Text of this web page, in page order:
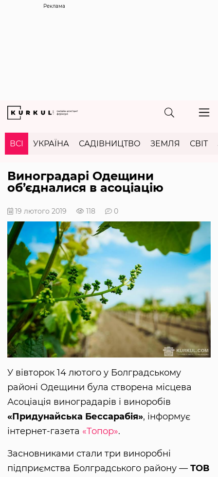
Реклама
ВСІ УКРАЇНА САДІВНИЦТВО ЗЕМЛЯ СВІТ
Виноградарі Одещини
об’єдналися в асоціацію
19 лютого 2019 118 0
У вівторок 14 лютого у Болградському
районі Одещини була створена місцева
Асоціація виноградарів і виноробів
«Придунайська Бессарабія», інформує
інтернет-газета «Топор».
Засновниками стали три виноробні
підприємства Болградського району — ТОВ